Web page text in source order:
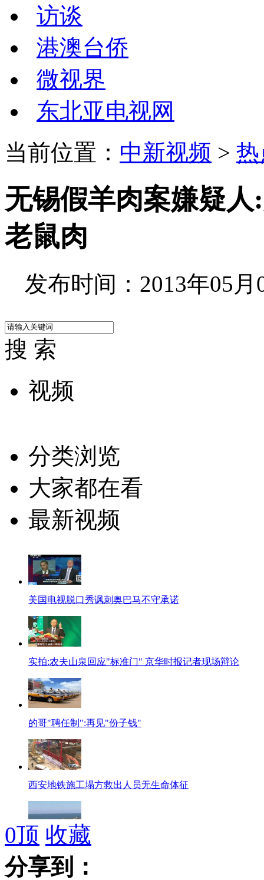
访谈
港澳台侨
微视界
东北亚电视网
当前位置： 中新视频 >
无锡假羊肉案嫌疑
老鼠肉
发布时间：2013年05月
搜 索
视频
分类浏览
大家都在看
最新视频
美国电视脱口秀讽刺奥巴马不守承诺
实拍:农夫山泉回应"标准门" 京华时报记者现场辩论
的哥"聘任制":再见"份子钱"
西安地铁施工塌方救出人员无生命体征
马鼎盛：中国航母发展要走有自主权之路
0顶 收藏
分享到：